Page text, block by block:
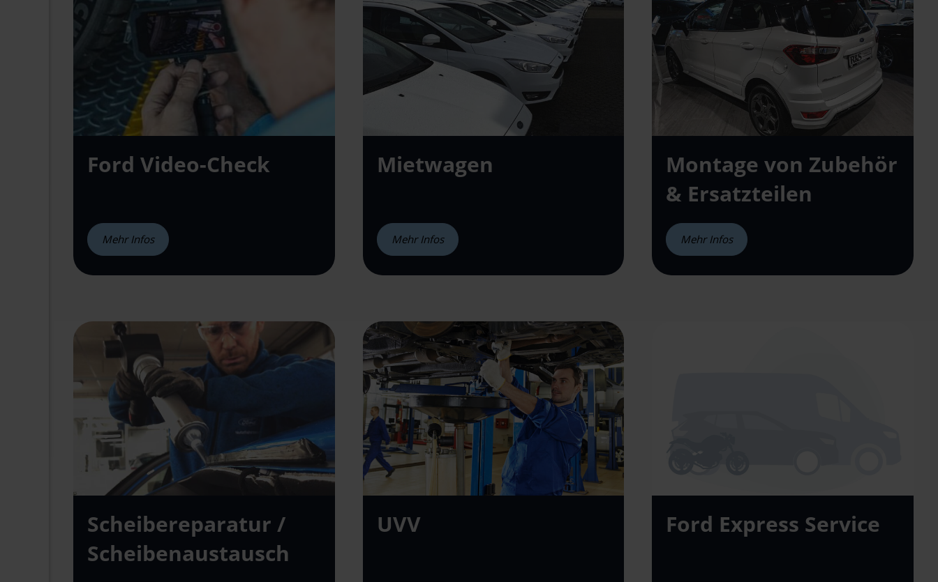
Ford Video-Check
Mehr Infos
Mietwagen
Mehr Infos
Montage von Zubehör
& Ersatzteilen
Mehr Infos
Scheibereparatur /
Scheibenaustausch
UVV Ford Express Service